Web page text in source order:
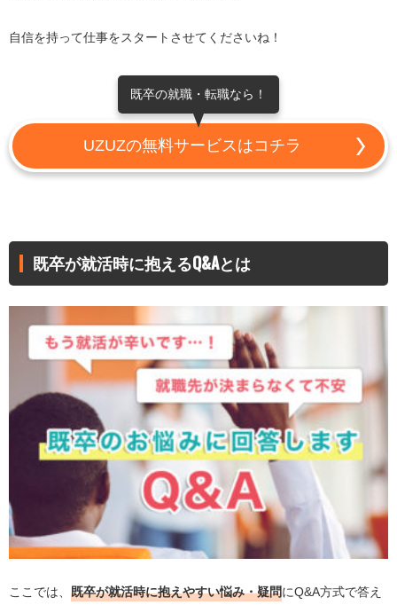
自信を持って仕事をスタートさせてくださいね！
既卒の就職・転職なら！
UZUZの無料サービスはコチラ
既卒が就活時に抱えるQ&Aとは
ここでは、 既卒が就活時に抱えやすい悩み・疑問にQ&A方式で答え